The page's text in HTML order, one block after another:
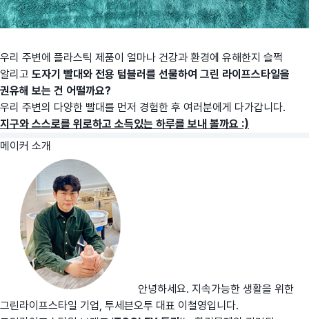
우리 주변에 플라스틱 제품이 얼마나 건강과 환경에 유해한지 슬쩍
알리고 도자기 빨대와 전용 텀블러를 선물하여 그린 라이프스타일을
권유해 보는 건 어떨까요?
우리 주변의 다양한 빨대를 먼저 경험한 후 여러분에게 다가갑니다.
지구와 스스로를 위로하고 소득있는 하루를 보내 볼까요 :)
메이커 소개
안녕하세요. 지속가능한 생활을 위한
그린라이프스타일 기업, 투세븐오투 대표 이철영입니다.